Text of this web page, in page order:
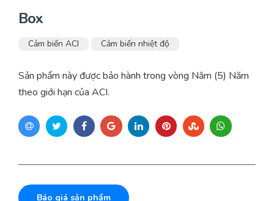
Box
Cảm biến ACI Cảm biến nhiệt độ
Sản phẩm này được bảo hành trong vòng Năm (5) Năm
theo giới hạn của ACI.
Báo giá sản phẩm